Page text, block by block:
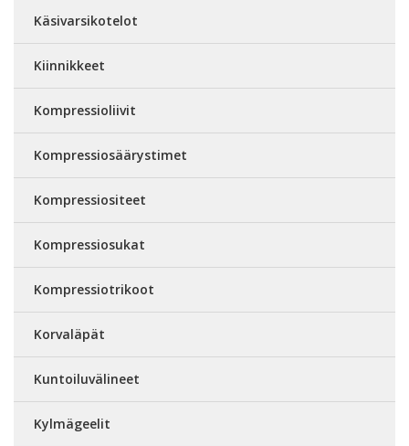
Käsivarsikotelot
Kiinnikkeet
Kompressioliivit
Kompressiosäärystimet
Kompressiositeet
Kompressiosukat
Kompressiotrikoot
Korvaläpät
Kuntoiluvälineet
Kylmägeelit